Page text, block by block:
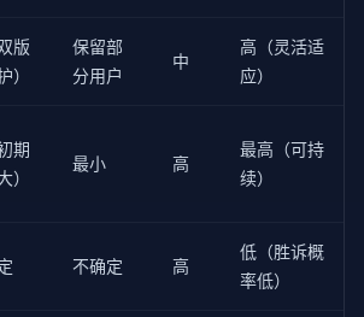
false,
'GUARD 法案要求：情感陪伴功能需要年
&&
{
版
）
保留部
分用户
中
高（灵活适
应）
期
）
最小 高
最高（可持
续）
不确定 高
低（胜诉概
率低）